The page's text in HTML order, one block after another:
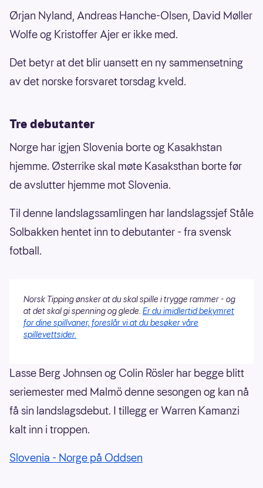
Ørjan Nyland, Andreas Hanche-Olsen, David Møller
Wolfe og Kristoffer Ajer er ikke med.
Det betyr at det blir uansett en ny sammensetning
av det norske forsvaret torsdag kveld.
Tre debutanter
Norge har igjen Slovenia borte og Kasakhstan
hjemme. Østerrike skal møte Kasaksthan borte før
de avslutter hjemme mot Slovenia.
Til denne landslagssamlingen har landslagssjef Ståle
Solbakken hentet inn to debutanter - fra svensk
fotball.
Norsk Tipping ønsker at du skal spille i trygge rammer - og
at det skal gi spenning og glede. Er du imidlertid bekymret
for dine spillvaner, foreslår vi at du besøker våre
spillevettsider.
Lasse Berg Johnsen og Colin Rösler har begge blitt
seriemester med Malmö denne sesongen og kan nå
få sin landslagsdebut. I tillegg er Warren Kamanzi
kalt inn i troppen.
Slovenia - Norge på Oddsen